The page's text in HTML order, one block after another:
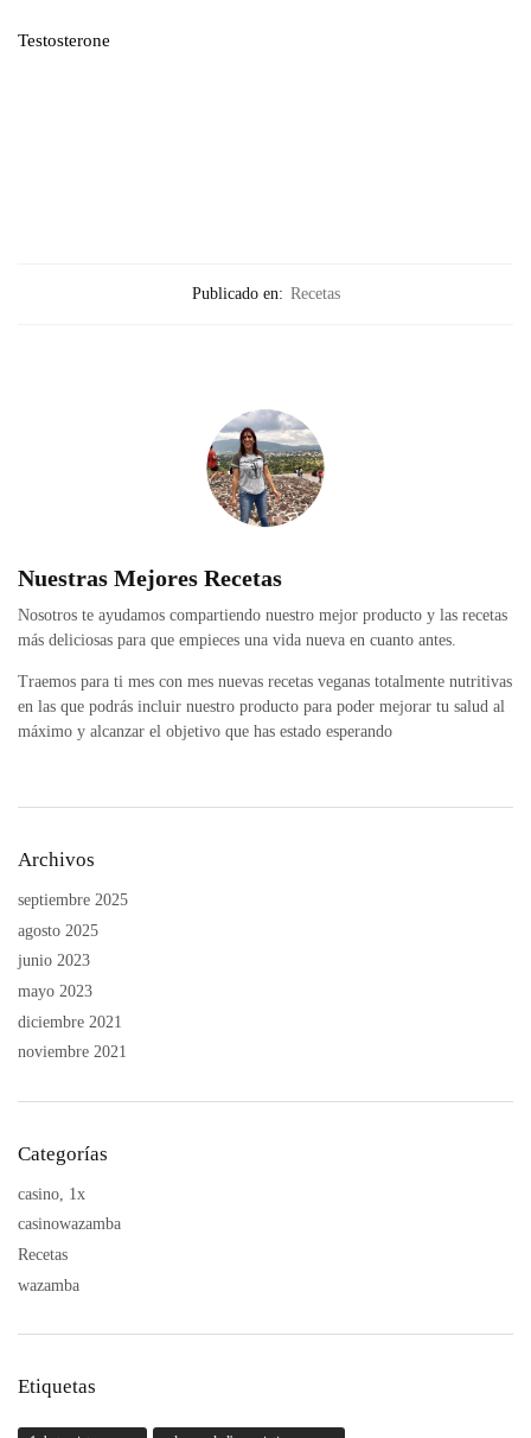
Testosterone
Publicado en: Recetas
Nuestras Mejores Recetas
Nosotros te ayudamos compartiendo nuestro mejor producto y las recetas
más deliciosas para que empieces una vida nueva en cuanto antes.
Traemos para ti mes con mes nuevas recetas veganas totalmente nutritivas
en las que podrás incluir nuestro producto para poder mejorar tu salud al
máximo y alcanzar el objetivo que has estado esperando
Archivos
septiembre 2025
agosto 2025
junio 2023
mayo 2023
diciembre 2021
noviembre 2021
Categorías
casino, 1x
casinowazamba
Recetas
wazamba
Etiquetas